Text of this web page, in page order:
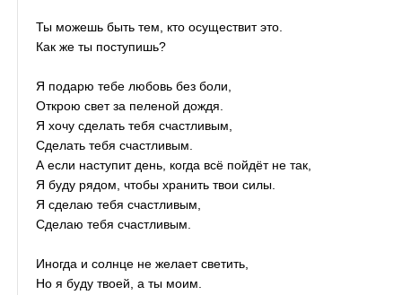
Ты можешь быть тем, кто осуществит это.
Как же ты поступишь?
Я подарю тебе любовь без боли,
Открою свет за пеленой дождя.
Я хочу сделать тебя счастливым,
Сделать тебя счастливым.
А если наступит день, когда всё пойдёт не так,
Я буду рядом, чтобы хранить твои силы.
Я сделаю тебя счастливым,
Сделаю тебя счастливым.
Иногда и солнце не желает светить,
Но я буду твоей, а ты моим.